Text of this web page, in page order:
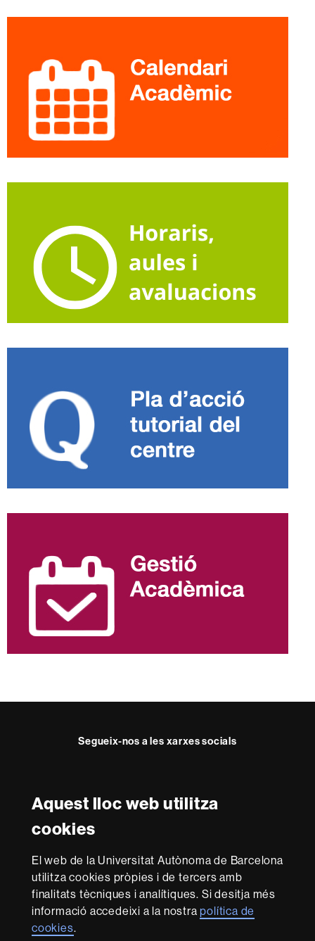
Aquest lloc web utilitza
cookies
El web de la Universitat Autònoma de Barcelona
utilitza cookies pròpies i de tercers amb
finalitats tècniques i analítiques. Si desitja més
informació accedeixi a la nostrapolítica de
cookies.
Segueix-nos a les xarxes socials
FacultatUAB
Reconeixement internacional de l'excel·lència
in
Research
-
Euraxess
Amb el finançament de